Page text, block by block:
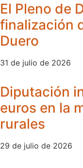
El Pleno de
finalización
Duero
31 de julio de 2026
Diputación
euros en la
rurales
29 de julio de 2026